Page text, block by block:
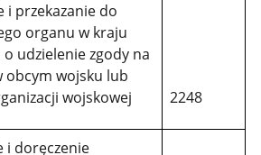
i przekazanie do
organu w kraju
udzielenie zgody na
obcym wojsku lub
wojskowej
2248
i doręczenie